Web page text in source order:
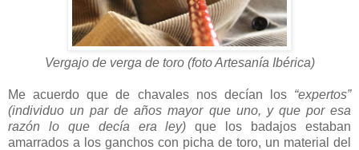
Vergajo de verga de toro (foto Artesanía Ibérica)
Me acuerdo que de chavales nos decían los “expertos”
(individuo un par de años mayor que uno, y que por esa
razón lo que decía era ley) que los badajos estaban
amarrados a los ganchos con picha de toro, un material del